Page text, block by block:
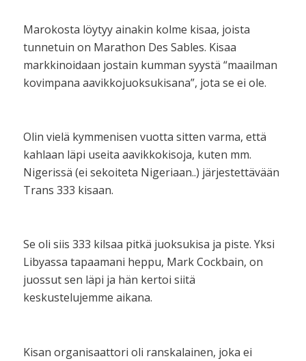
Marokosta löytyy ainakin kolme kisaa, joista
tunnetuin on Marathon Des Sables. Kisaa
markkinoidaan jostain kumman syystä “maailman
kovimpana aavikkojuoksukisana”, jota se ei ole.
Olin vielä kymmenisen vuotta sitten varma, että
kahlaan läpi useita aavikkokisoja, kuten mm.
Nigerissä (ei sekoiteta Nigeriaan..) järjestettävään
Trans 333 kisaan.
Se oli siis 333 kilsaa pitkä juoksukisa ja piste. Yksi
Libyassa tapaamani heppu, Mark Cockbain, on
juossut sen läpi ja hän kertoi siitä
keskustelujemme aikana.
Kisan organisaattori oli ranskalainen, joka ei